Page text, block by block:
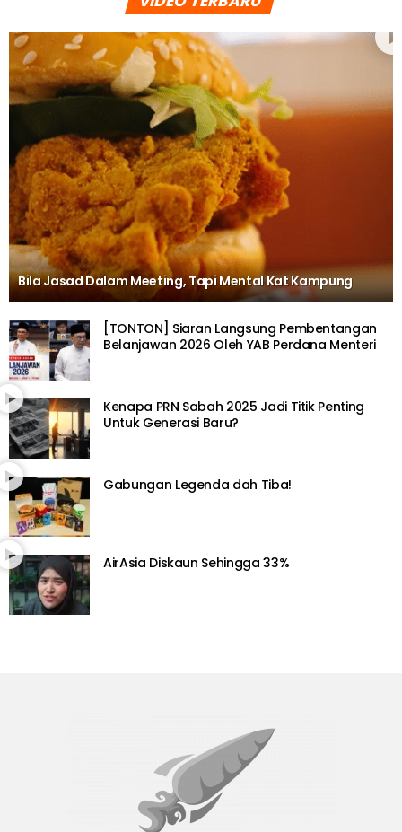
Bila Jasad Dalam Meeting, Tapi Mental Kat Kampung
[TONTON] Siaran Langsung Pembentangan
Belanjawan 2026 Oleh YAB Perdana Menteri
Kenapa PRN Sabah 2025 Jadi Titik Penting
Untuk Generasi Baru?
Gabungan Legenda dah Tiba!
AirAsia Diskaun Sehingga 33%